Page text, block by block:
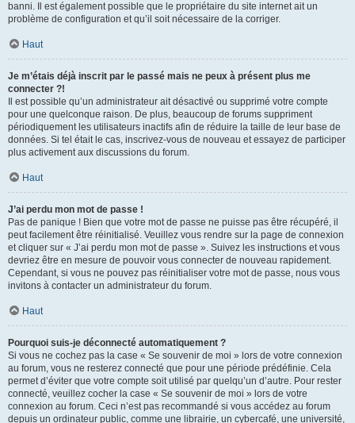
banni. Il est également possible que le propriétaire du site internet ait un
problème de configuration et qu’il soit nécessaire de la corriger.
Haut
Je m’étais déjà inscrit par le passé mais ne peux à présent plus me
connecter ?!
Il est possible qu’un administrateur ait désactivé ou supprimé votre compte
pour une quelconque raison. De plus, beaucoup de forums suppriment
périodiquement les utilisateurs inactifs afin de réduire la taille de leur base de
données. Si tel était le cas, inscrivez-vous de nouveau et essayez de participer
plus activement aux discussions du forum.
Haut
J’ai perdu mon mot de passe !
Pas de panique ! Bien que votre mot de passe ne puisse pas être récupéré, il
peut facilement être réinitialisé. Veuillez vous rendre sur la page de connexion
et cliquer sur « J’ai perdu mon mot de passe ». Suivez les instructions et vous
devriez être en mesure de pouvoir vous connecter de nouveau rapidement.
Cependant, si vous ne pouvez pas réinitialiser votre mot de passe, nous vous
invitons à contacter un administrateur du forum.
Haut
Pourquoi suis-je déconnecté automatiquement ?
Si vous ne cochez pas la case « Se souvenir de moi » lors de votre connexion
au forum, vous ne resterez connecté que pour une période prédéfinie. Cela
permet d’éviter que votre compte soit utilisé par quelqu’un d’autre. Pour rester
connecté, veuillez cocher la case « Se souvenir de moi » lors de votre
connexion au forum. Ceci n’est pas recommandé si vous accédez au forum
depuis un ordinateur public, comme une librairie, un cybercafé, une université,